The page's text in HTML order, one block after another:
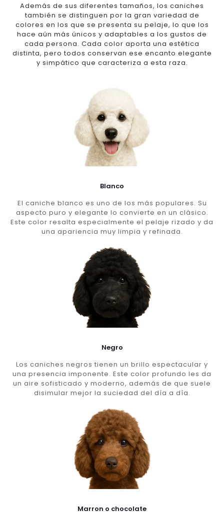
Además de sus diferentes tamaños, los caniches
también se distinguen por la gran variedad de
colores en los que se presenta su pelaje, lo que los
hace aún más únicos y adaptables a los gustos de
cada persona. Cada color aporta una estética
distinta, pero todos conservan ese encanto elegante
y simpático que caracteriza a esta raza.
Blanco
El caniche blanco es uno de los más populares. Su
aspecto puro y elegante lo convierte en un clásico.
Este color resalta especialmente el pelaje rizado y da
una apariencia muy limpia y refinada.
Negro
Los caniches negros tienen un brillo espectacular y
una presencia imponente. Este color profundo les da
un aire sofisticado y moderno, además de que suele
disimular mejor la suciedad del día a día.
Marron o chocolate